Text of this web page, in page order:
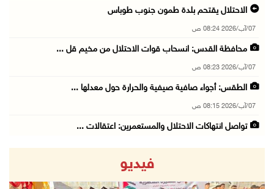
الاحتلال يقتحم بلدة طمون جنوب طوباس
07/آب/2026 08:24 ص
محافظة القدس: انسحاب قوات الاحتلال من مخيم قل ...
07/آب/2026 08:23 ص
الطقس: أجواء صافية صيفية والحرارة حول معدلها ...
07/آب/2026 08:15 ص
تواصل انتهاكات الاحتلال والمستعمرين: اعتقالات ...
الاحتلال يخطر باقتلاع أشجار من 310 دونمات وال ...
06/آب/2026 11:14 م
فيديو